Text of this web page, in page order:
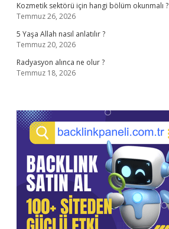
Kozmetik sektörü için hangi bölüm okunmalı ?
Temmuz 26, 2026
5 Yaşa Allah nasıl anlatılır ?
Temmuz 20, 2026
Radyasyon alınca ne olur ?
Temmuz 18, 2026